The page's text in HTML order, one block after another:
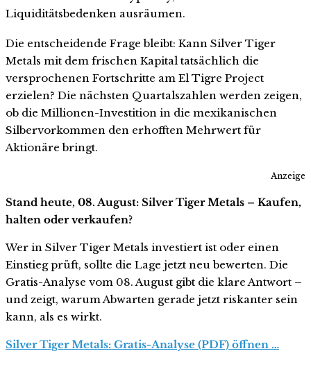
Liquiditätsbedenken ausräumen.
Die entscheidende Frage bleibt: Kann Silver Tiger
Metals mit dem frischen Kapital tatsächlich die
versprochenen Fortschritte am El Tigre Project
erzielen? Die nächsten Quartalszahlen werden zeigen,
ob die Millionen-Investition in die mexikanischen
Silbervorkommen den erhofften Mehrwert für
Aktionäre bringt.
Anzeige
Stand heute, 08. August: Silver Tiger Metals – Kaufen,
halten oder verkaufen?
Wer in Silver Tiger Metals investiert ist oder einen
Einstieg prüft, sollte die Lage jetzt neu bewerten. Die
Gratis-Analyse vom 08. August gibt die klare Antwort –
und zeigt, warum Abwarten gerade jetzt riskanter sein
kann, als es wirkt.
Silver Tiger Metals: Gratis-Analyse (PDF) öffnen …